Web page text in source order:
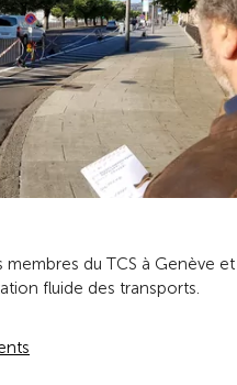
du TCS à Genève et
fluide des transports.